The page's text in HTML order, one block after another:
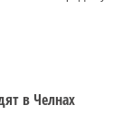
в Челнах